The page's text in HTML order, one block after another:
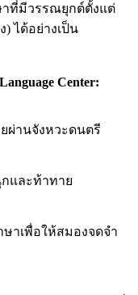
าที่มีวรรณยุกต์ตั้งแต่
) ได้อย่างเป็น
Center:
ผ่านจังหวะดนตรี
และท้าทาย
ษาเพื่อให้สมองจดจำ